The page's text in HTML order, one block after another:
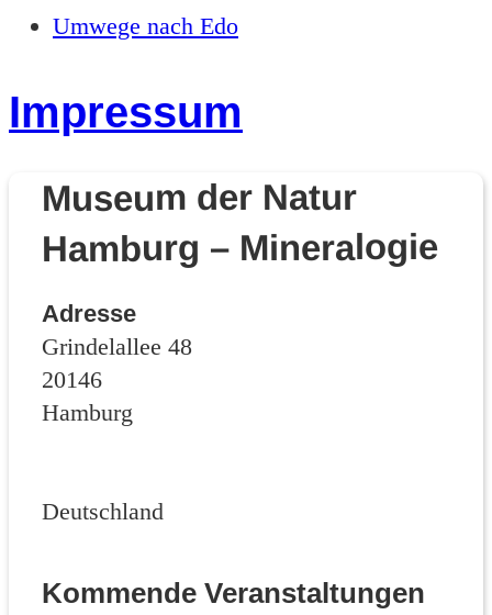
Umwege nach Edo
Impressum
Museum der Natur
Hamburg – Mineralogie
Adresse
Grindelallee 48
20146
Hamburg
Deutschland
Kommende Veranstaltungen